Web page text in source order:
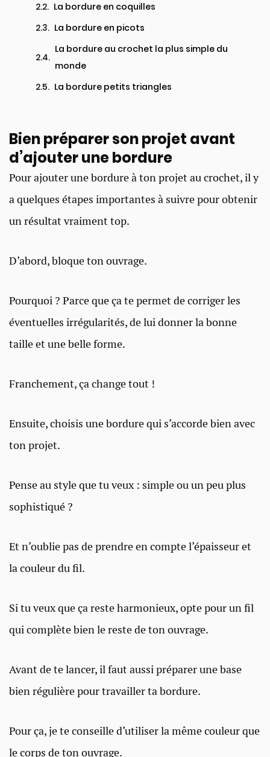
La bordure en coquilles
La bordure en picots
La bordure au crochet la plus simple du
monde
La bordure petits triangles
Bien préparer son projet avant
d’ajouter une bordure
Pour ajouter une bordure à ton projet au crochet, il y
a quelques étapes importantes à suivre pour obtenir
un résultat vraiment top.
D’abord, bloque ton ouvrage.
Pourquoi ? Parce que ça te permet de corriger les
éventuelles irrégularités, de lui donner la bonne
taille et une belle forme.
Franchement, ça change tout !
Ensuite, choisis une bordure qui s’accorde bien avec
ton projet.
Pense au style que tu veux : simple ou un peu plus
sophistiqué ?
Et n’oublie pas de prendre en compte l’épaisseur et
la couleur du fil.
Si tu veux que ça reste harmonieux, opte pour un fil
qui complète bien le reste de ton ouvrage.
Avant de te lancer, il faut aussi préparer une base
bien régulière pour travailler ta bordure.
Pour ça, je te conseille d’utiliser la même couleur que
le corps de ton ouvrage.